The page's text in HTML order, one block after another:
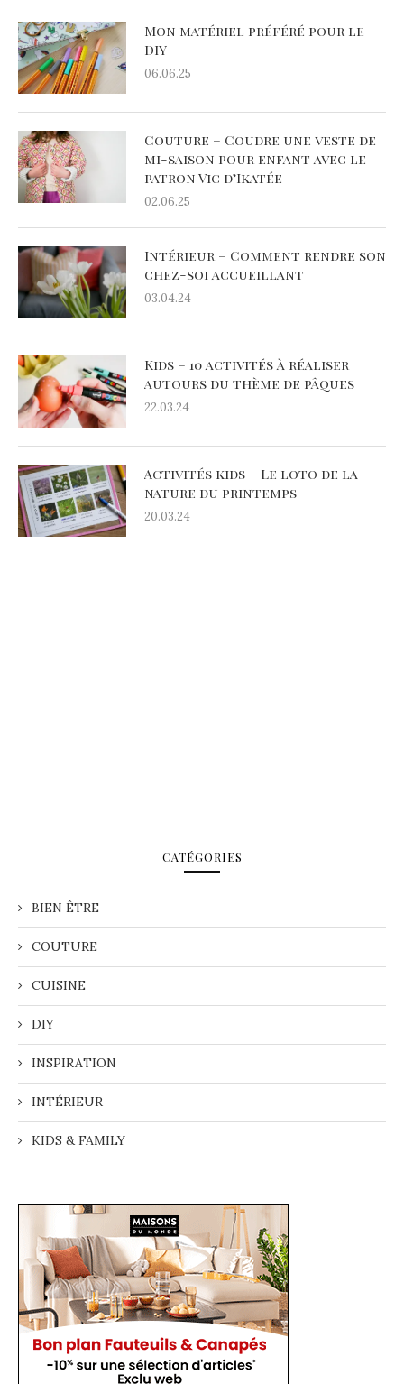
Mon matériel préféré pour le
DIY
06.06.25
Couture – Coudre une veste de
mi-saison pour enfant avec le
patron Vic d’Ikatée
02.06.25
Intérieur – Comment rendre son
chez-soi accueillant
03.04.24
Kids – 10 activités à réaliser
autours du thème de pâques
22.03.24
Activités kids – Le loto de la
nature du printemps
20.03.24
CATÉGORIES
BIEN ÊTRE
COUTURE
CUISINE
DIY
INSPIRATION
INTÉRIEUR
KIDS & FAMILY